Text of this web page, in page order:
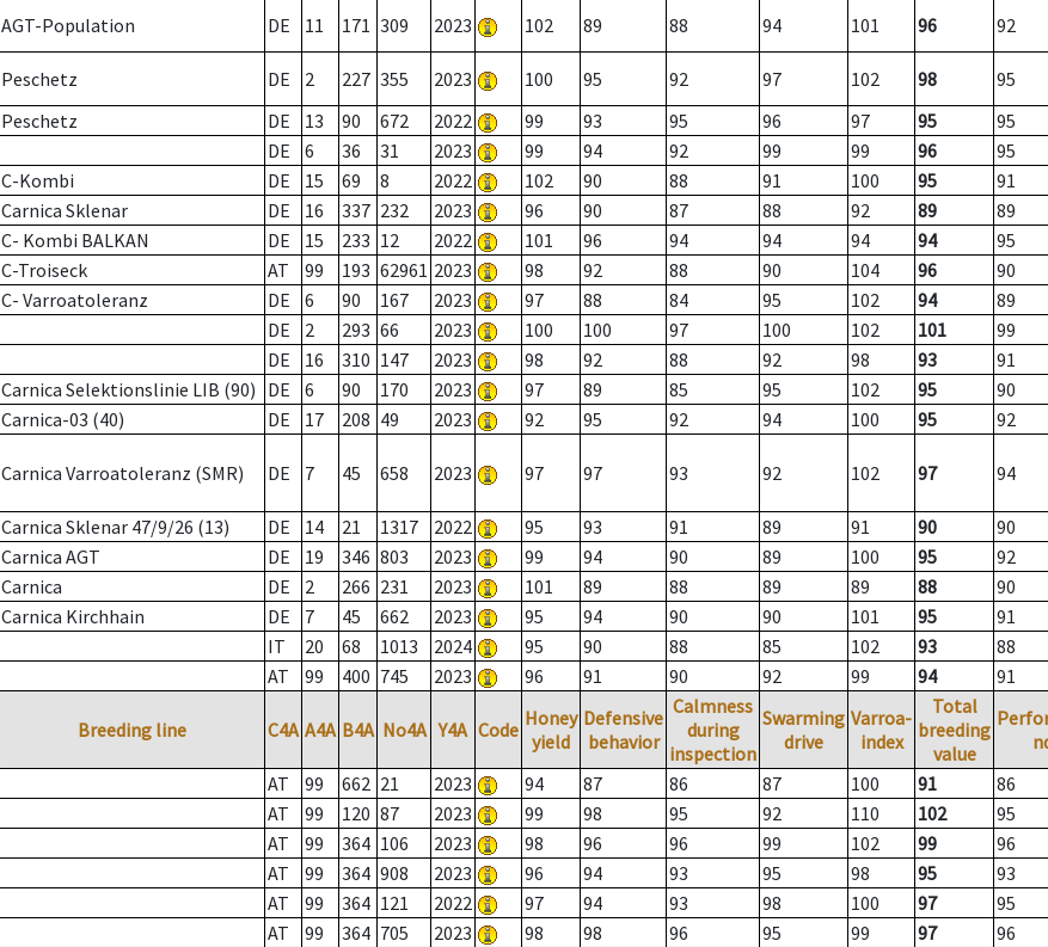
AGT-Population DE 11 171 309 2023 102 89 88 94 101 96 92
Peschetz DE 2 227 355 2023 100 95 92 97 102 98
95
Peschetz DE 13 90 672 2022 99 93 95 96 97 95
95
DE 6 36 31 2023 99 94 92 99 99 96
95
C-Kombi DE 15 69 8 2022 102 90 88 91 100 95
91
Carnica Sklenar DE 16 337 232 2023 96 90 87 88 92 89
89
C- Kombi BALKAN DE 15 233 12 2022 101 96 94 94 94 94
95
C-Troiseck AT 99 193 62961 2023 98 92 88 90 104 96
90
C- Varroatoleranz DE 6 90 167 2023 97 88 84 95 102 94
89
DE 2 293 66 2023 100 100 97 100 102 101
99
DE 16 310 147 2023 98 92 88 92 98 93
91
Carnica Selektionslinie LIB (90) DE 6 90 170 2023 97 89 85 95 102 95
90
Carnica-03 (40) DE 17 208 49 2023 92 95 92 94 100 95 92
Carnica Varroatoleranz (SMR) DE 7 45 658 2023 97 97 93 92 102 97 94
Carnica Sklenar 47/9/26 (13) DE 14 21 1317 2022 95 93 91 89 91 90
90
Carnica AGT DE 19 346 803 2023 99 94 90 89 100 95
92
Carnica DE 2 266 231 2023 101 89 88 89 89 88
90
Carnica Kirchhain DE 7 45 662 2023 95 94 90 90 101 95
91
IT 20 68 1013 2024 95 90 88 85 102 93
88
AT 99 400 745 2023 96 91 90 92 99 94 91
Breeding line C4A A4A B4A No4A Y4A Code Honey
yield
Defensive
behavior
Calmness
during
inspection
Swarming
drive
Varroa-
index
Total
breeding
value
AT 99 662 21 2023 94 87 86 87 100 91
86
AT 99 120 87 2023 99 98 95 92 110 102
95
AT 99 364 106 2023 98 96 96 99 102 99
96
AT 99 364 908 2023 96 94 93 95 98 95
93
AT 99 364 121 2022 97 94 93 98 100 97
95
AT 99 364 705 2023 98 98 96 95 99 97
96